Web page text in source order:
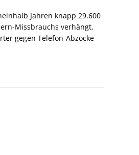
Jahren knapp 29.600
Missbrauchs verhängt.
gegen Telefon-Abzocke